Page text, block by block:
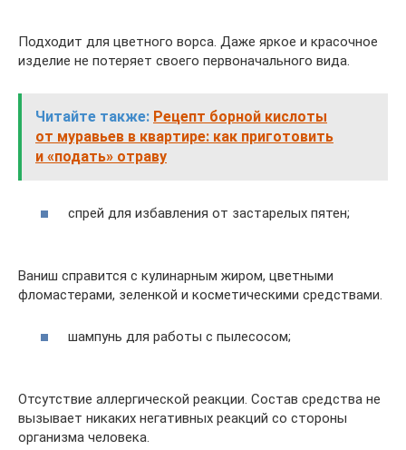
Подходит для цветного ворса. Даже яркое и красочное
изделие не потеряет своего первоначального вида.
Читайте также: Рецепт борной кислоты
от муравьев в квартире: как приготовить
и «подать» отраву
спрей для избавления от застарелых пятен;
Ваниш справится с кулинарным жиром, цветными
фломастерами, зеленкой и косметическими средствами.
шампунь для работы с пылесосом;
Отсутствие аллергической реакции. Состав средства не
вызывает никаких негативных реакций со стороны
организма человека.